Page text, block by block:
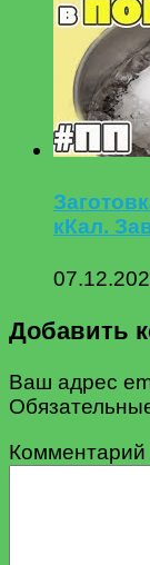
кКал.
Добавить
Ваш адрес
Комментарий